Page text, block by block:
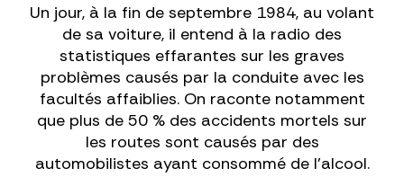
Un jour, à la fin de septembre 1984, au volant
de sa voiture, il entend à la radio des
statistiques effarantes sur les graves
problèmes causés par la conduite avec les
facultés affaiblies. On raconte notamment
que plus de 50 % des accidents mortels sur
les routes sont causés par des
automobilistes ayant consommé de l'alcool.